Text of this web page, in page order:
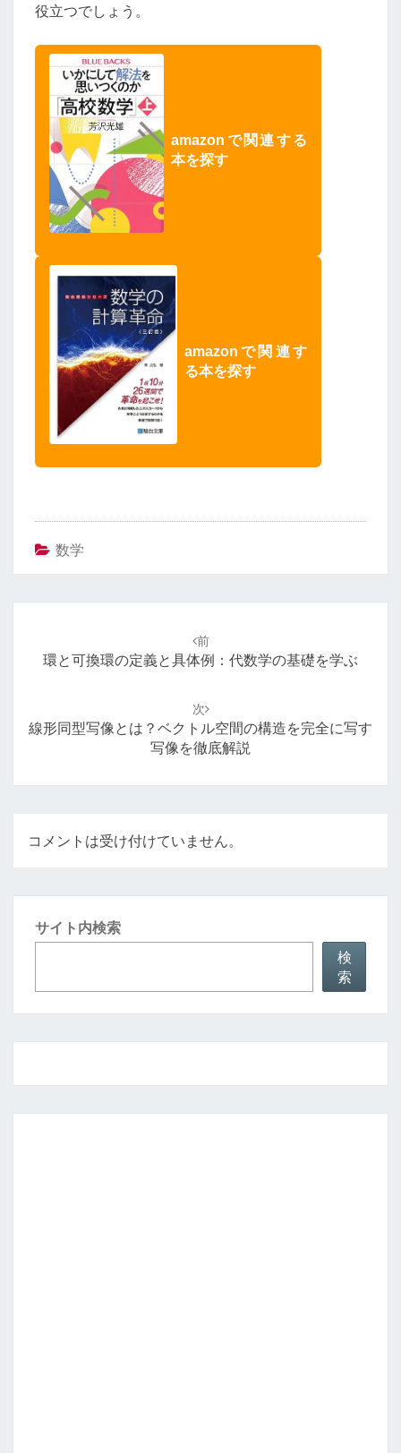
役立つでしょう。
amazonで関連する
本を探す
amazonで関連す
る本を探す
数学
ー
シ
ン
前
環と可換環の定義と具体例：代数学の基礎を学ぶ
次
線形同型写像とは？ベクトル空間の構造を完全に写す
写像を徹底解説
コメントは受け付けていません。
サイト内検索
検
索